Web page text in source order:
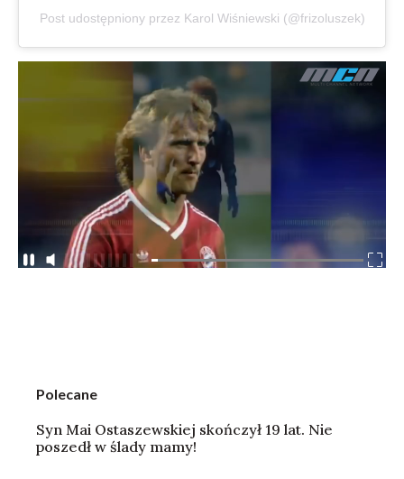
Post udostępniony przez Karol Wiśniewski (@frizoluszek)
Polecane
Syn Mai Ostaszewskiej skończył 19 lat. Nie
poszedł w ślady mamy!